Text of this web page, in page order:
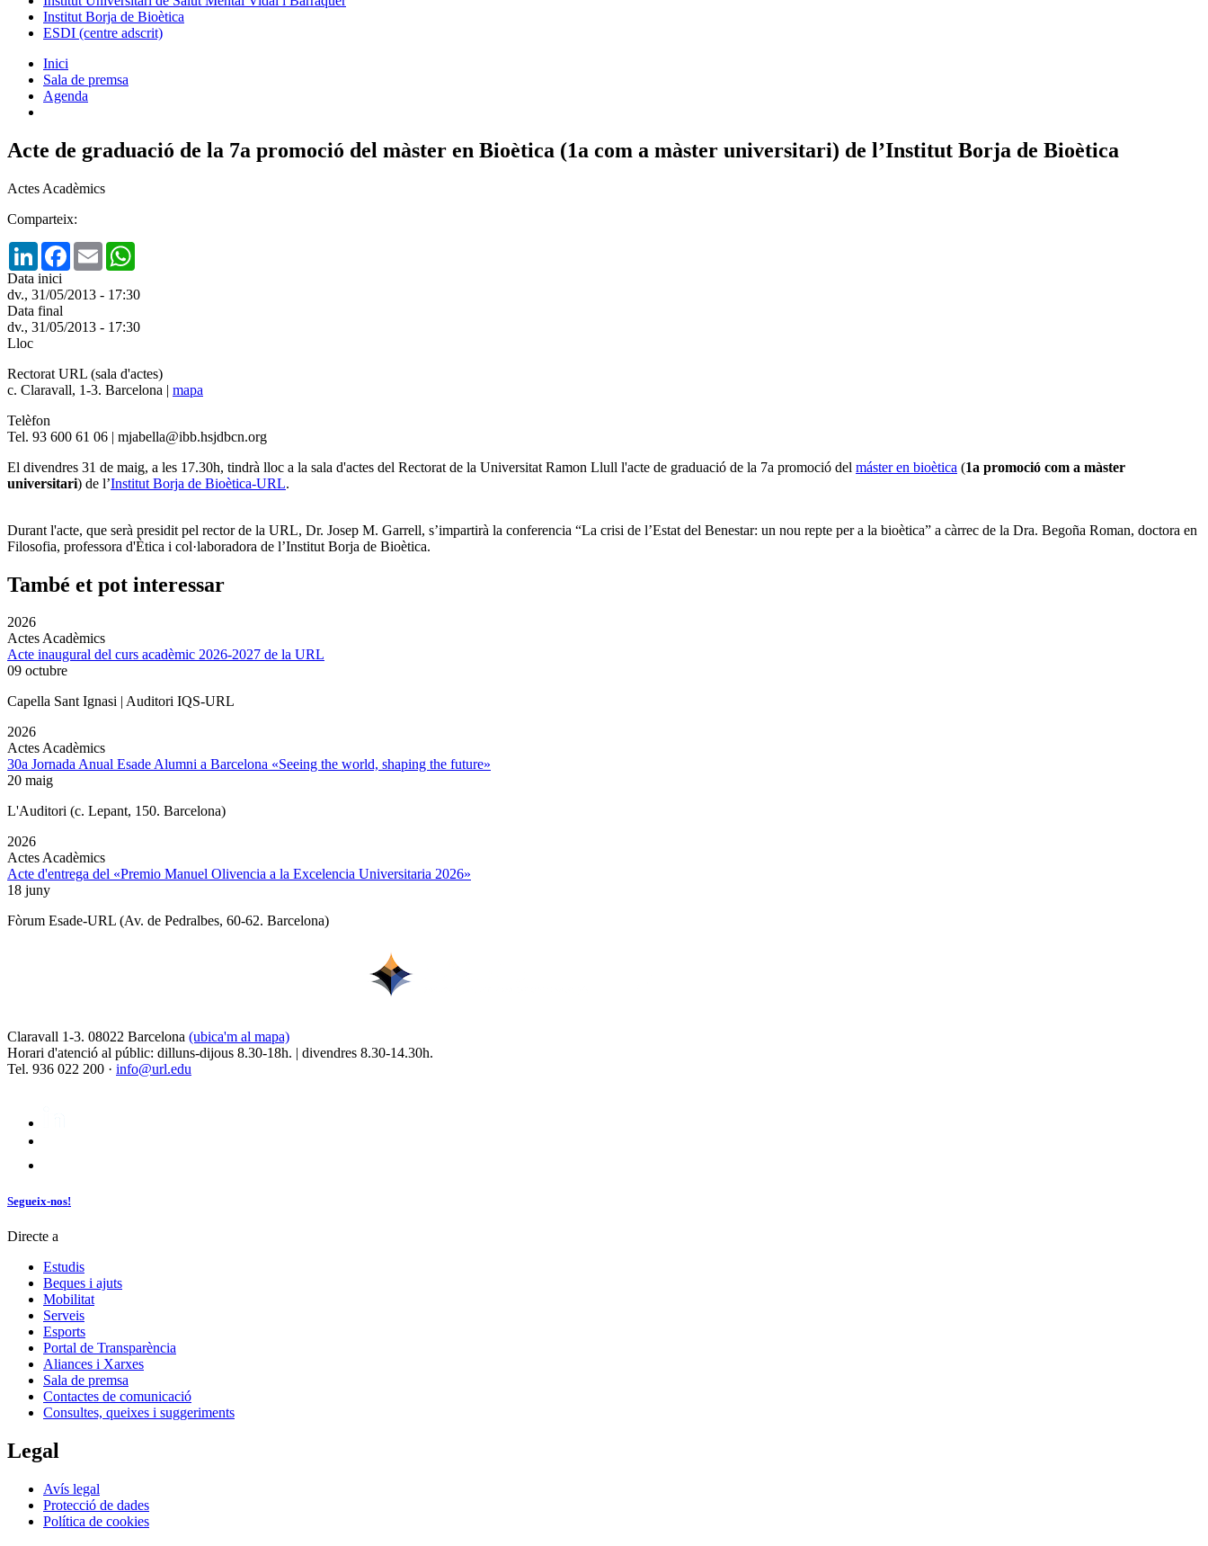
Institut Borja de Bioètica
ESDI (centre adscrit)
Inici
Sala de premsa
Agenda
Acte de graduació de la 7a promoció del màster en Bioètica (1a com a màster universitari) de l’Institut Borja de Bioètica
Actes Acadèmics
Comparteix:
LinkedInFacebook
Email
Data inici
dv., 31/05/2013 - 17:30
Data final
dv., 31/05/2013 - 17:30
Lloc
Rectorat URL (sala d'actes)
c. Claravall, 1-3. Barcelona | mapa
Telèfon
Tel. 93 600 61 06 | mjabella@ibb.hsjdbcn.org
El divendres 31 de maig, a les 17.30h, tindrà lloc a la sala d'actes del Rectorat de la Universitat Ramon Llull l'acte de graduació de la 7a promoció del máster en bioètica (1a promoció com a màster
universitari) de l’Institut Borja de Bioètica-URL.
Durant l'acte, que serà presidit pel rector de la URL, Dr. Josep M. Garrell, s’impartirà la conferencia “La crisi de l’Estat del Benestar: un nou repte per a la bioètica” a càrrec de la Dra. Begoña Roman, doctora en
Filosofia, professora d'Ètica i col·laboradora de l’Institut Borja de Bioètica.
També et pot interessar
2026
Actes Acadèmics
Acte inaugural del curs acadèmic 2026-2027 de la URL
09 octubre
Capella Sant Ignasi | Auditori IQS-URL
2026
Actes Acadèmics
30a Jornada Anual Esade Alumni a Barcelona «Seeing the world, shaping the future»
20 maig
L'Auditori (c. Lepant, 150. Barcelona)
2026
Actes Acadèmics
Acte d'entrega del «Premio Manuel Olivencia a la Excelencia Universitaria 2026»
18 juny
Fòrum Esade-URL (Av. de Pedralbes, 60-62. Barcelona)
Claravall 1-3. 08022 Barcelona (ubica'm al mapa)
Horari d'atenció al públic: dilluns-dijous 8.30-18h. | divendres 8.30-14.30h.
Tel. 936 022 200 · info@url.edu
Segueix-nos!
Directe a
Estudis
Beques i ajuts
Mobilitat
Serveis
Esports
Portal de Transparència
Aliances i Xarxes
Sala de premsa
Contactes de comunicació
Consultes, queixes i suggeriments
Legal
Avís legal
Protecció de dades
Política de cookies